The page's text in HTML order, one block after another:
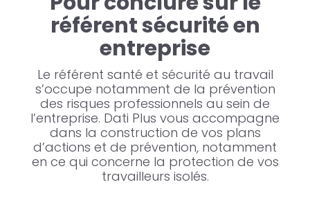
référent sécurité en
entreprise
Le référent santé et sécurité au travail
s’occupe notamment de la prévention
des risques professionnels au sein de
l’entreprise. Dati Plus vous accompagne
dans la construction de vos plans
d’actions et de prévention, notamment
en ce qui concerne la protection de vos
travailleurs isolés.